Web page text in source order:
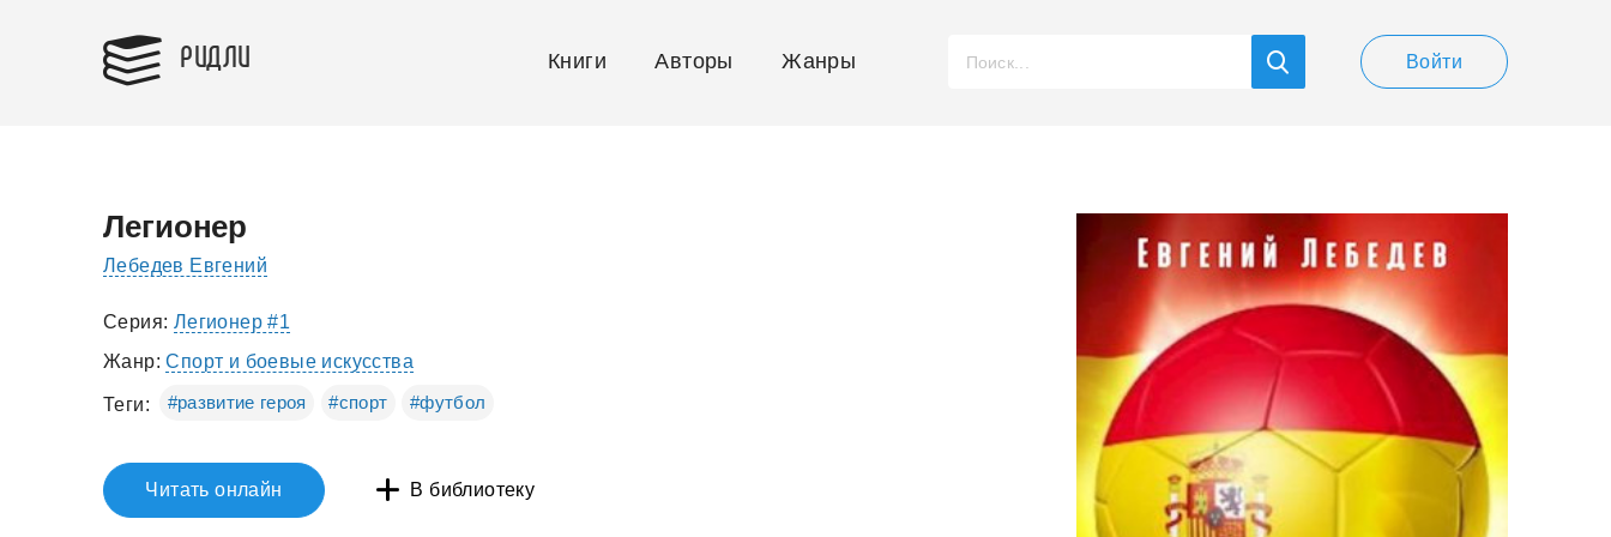
РИДЛИ Книги Авторы Жанры Войти
Легионер
Лебедев Евгений
Серия: Легионер #1
Жанр:Спорт и боевые искусства
Теги: #развитие героя #спорт #футбол
Читать онлайн В библиотеку